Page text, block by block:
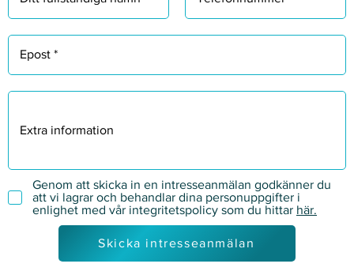
Genom att skicka in en intresseanmälan godkänner du
att vi lagrar och behandlar dina personuppgifter i
enlighet med vår integritetspolicy som du hittar här.
Skicka intresseanmälan